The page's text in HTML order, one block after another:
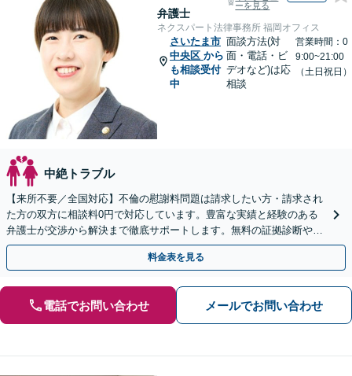
弁護士
ーを見る
ネクスパート法律事務所 福岡オフィス
さいたま市
中央区 から
も相談受付
中
面談方法(対
面・電話・ビ
デオなど)は応
相談
営業時間：0
9:00~21:00
（土日祝日）
中絶トラブル
【来所不要／全国対応】不倫の慰謝料問題は請求したい方・請求され
た方の双方に相談料0円で対応しています。豊富な実績と経験のある
弁護士が交渉から解決まで徹底サポートします。無料の証拠診断や着
手金の返還保証もありますので安心してご相談ください。
料金表を見る
電話でお問い合わせ メールでお問い合わせ